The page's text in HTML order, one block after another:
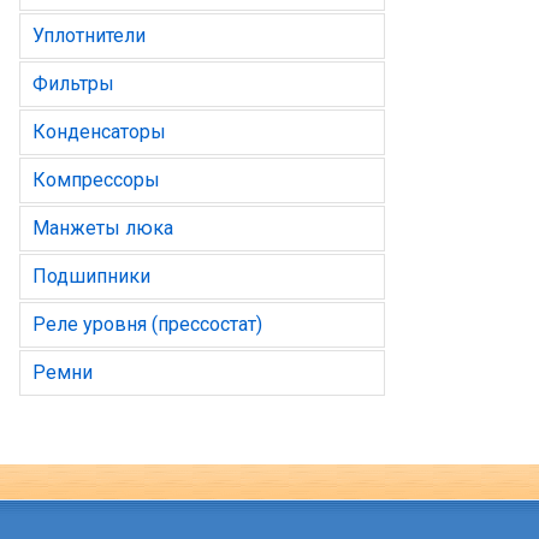
Уплотнители
Фильтры
Конденсаторы
Компрессоры
Манжеты люка
Подшипники
Реле уровня (прессостат)
Ремни